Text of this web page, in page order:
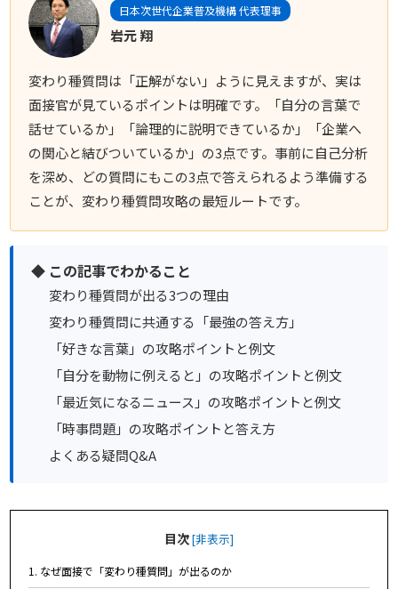
日本次世代企業普及機構 代表理事
岩元 翔
変わり種質問は「正解がない」ように見えますが、実は
面接官が見ているポイントは明確です。「自分の言葉で
話せているか」「論理的に説明できているか」「企業へ
の関心と結びついているか」の3点です。事前に自己分析
を深め、どの質問にもこの3点で答えられるよう準備する
ことが、変わり種質問攻略の最短ルートです。
◆ この記事でわかること
変わり種質問が出る3つの理由
変わり種質問に共通する「最強の答え方」
「好きな言葉」の攻略ポイントと例文
「自分を動物に例えると」の攻略ポイントと例文
「最近気になるニュース」の攻略ポイントと例文
「時事問題」の攻略ポイントと答え方
よくある疑問Q&A
目次[非表示]
1. なぜ面接で「変わり種質問」が出るのか